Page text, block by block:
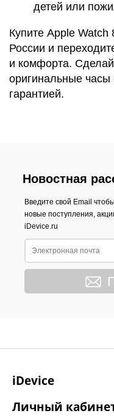
детей или
Купите Apple
России и
и комфорта.
оригинальные часы
гарантией.
Новостная
Введите свой Email
новые поступления,
iDevice.ru
iDevice
Личный